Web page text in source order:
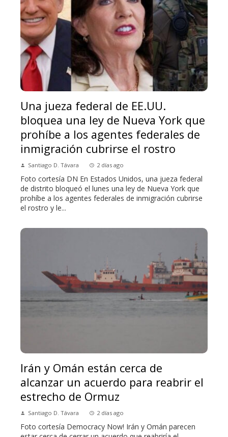
Una jueza federal de EE.UU.
bloquea una ley de Nueva York que
prohíbe a los agentes federales de
inmigración cubrirse el rostro
Santiago D. Távara 2 días ago
Foto cortesía DN En Estados Unidos, una jueza federal
de distrito bloqueó el lunes una ley de Nueva York que
prohíbe a los agentes federales de inmigración cubrirse
el rostro y le...
Irán y Omán están cerca de
alcanzar un acuerdo para reabrir el
estrecho de Ormuz
Santiago D. Távara 2 días ago
Foto cortesía Democracy Now! Irán y Omán parecen